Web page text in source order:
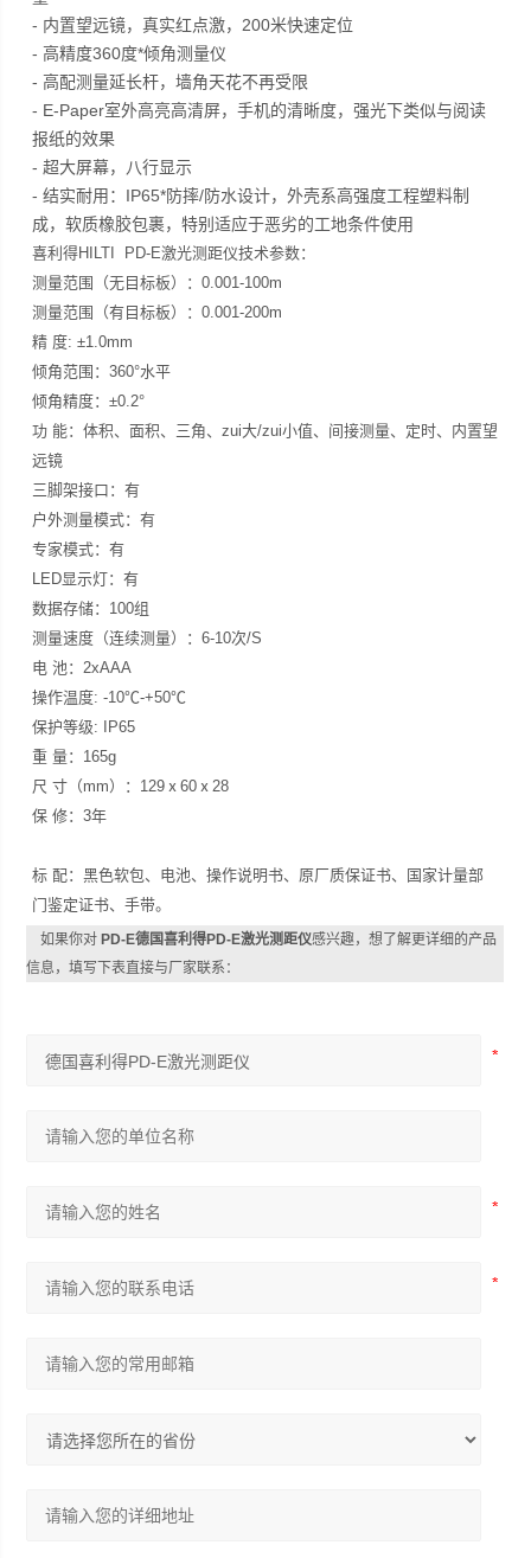
- 内置望远镜，真实红点激，200米快速定位
- 高精度360度*倾角测量仪
- 高配测量延长杆，墙角天花不再受限
- E-Paper室外高亮高清屏，手机的清晰度，强光下类似与阅读
报纸的效果
- 超大屏幕，八行显示
- 结实耐用：IP65*防摔/防水设计，外壳系高强度工程塑料制
成，软质橡胶包裹，特别适应于恶劣的工地条件使用
喜利得HILTI PD-E激光测距仪技术参数：
测量范围（无目标板）：0.001-100m
测量范围（有目标板）：0.001-200m
精 度: ±1.0mm
倾角范围：360°水平
倾角精度：±0.2°
功 能：体积、面积、三角、zui大/zui小值、间接测量、定时、内置望
远镜
三脚架接口：有
户外测量模式：有
专家模式：有
LED显示灯：有
数据存储：100组
测量速度（连续测量）：6-10次/S
电 池：2xAAA
操作温度: -10℃-+50℃
保护等级: IP65
重 量：165g
尺 寸（mm）：129ⅹ60ⅹ28
保 修：3年
标 配：黑色软包、电池、操作说明书、原厂质保证书、国家计量部
门鉴定证书、手带。
如果你对 PD-E德国喜利得PD-E激光测距仪感兴趣，想了解更详细的产品
信息，填写下表直接与厂家联系：